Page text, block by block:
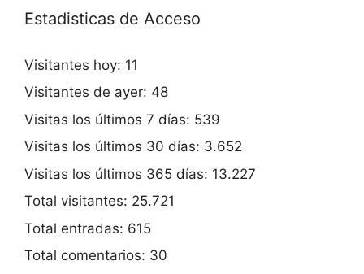
Estadisticas de Acceso
Visitantes hoy: 11
Visitantes de ayer: 48
Visitas los últimos 7 días: 539
Visitas los últimos 30 días: 3.652
Visitas los últimos 365 días: 13.227
Total visitantes: 25.721
Total entradas: 615
Total comentarios: 30